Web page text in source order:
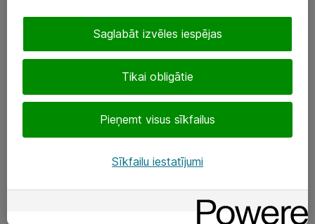
+(371) 67 81 90 50
eShop@atea.lv
Sekojiet mums
Tikai obligātie
Pieņemt visus sīkfailus
Saglabāt izvēles iespējas
Sīkfailu iestatījumi